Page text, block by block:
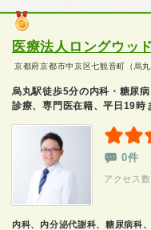
医療法人ロングウッド
京都府京都市中京区七観音町（烏
烏丸駅徒歩5分の内科・糖尿
診療、専門医在籍、平日19時
0件
アクセス
内科、内分泌代謝科、糖尿病科